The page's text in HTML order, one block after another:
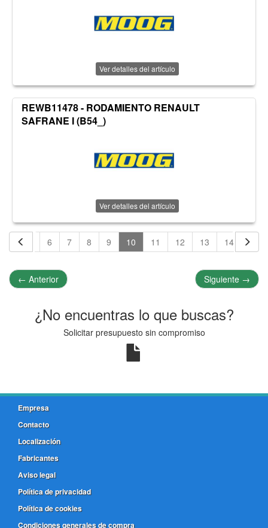
Ver detalles del artículo
REWB11478 - RODAMIENTO RENAULT
SAFRANE I (B54_)
Ver detalles del artículo
6 7 8 9 10 11 12 13 14
← Anterior Siguiente →
¿No encuentras lo que buscas?
Solicitar presupuesto sin compromiso
Empresa
Contacto
Localización
Fabricantes
Aviso legal
Política de privacidad
Política de cookies
Condiciones generales de compra